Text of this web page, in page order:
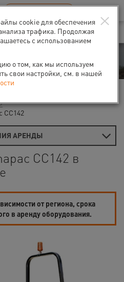
RU EN
CС142
АРЕНДЫ
CС142 в
от региона, срока
в аренду оборудования.
×
cookie для обеспечения
трафика. Продолжая
с использованием
о том, как мы используем
свои настройки, см. в нашей